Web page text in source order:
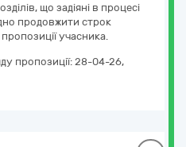
що задіяні в процесі
продовжити строк
учасника.
пропозиції: 28-04-26,